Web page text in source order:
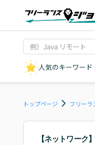
人気のキーワード
トップページ フリーラ
【ネットワーク